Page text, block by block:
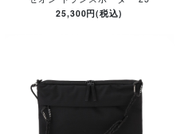
25,300円(税込)